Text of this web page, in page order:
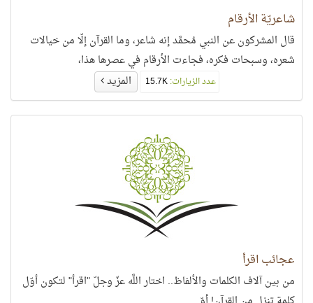
شاعريّة الأرقام
قال المشركون عن النبي مُحمَّد إنه شاعر، وما القرآن إلّا من خيالات
شعره، وسبحات فكره، فجاءت الأرقام في عصرها هذا،
عدد الزيارات:15.7K المزيد
عجائب اقرأ
من بين آلاف الكلمات والألفاظ.. اختار اللَّه عزّ وجلّ "اقرأ" لتكون أوّل